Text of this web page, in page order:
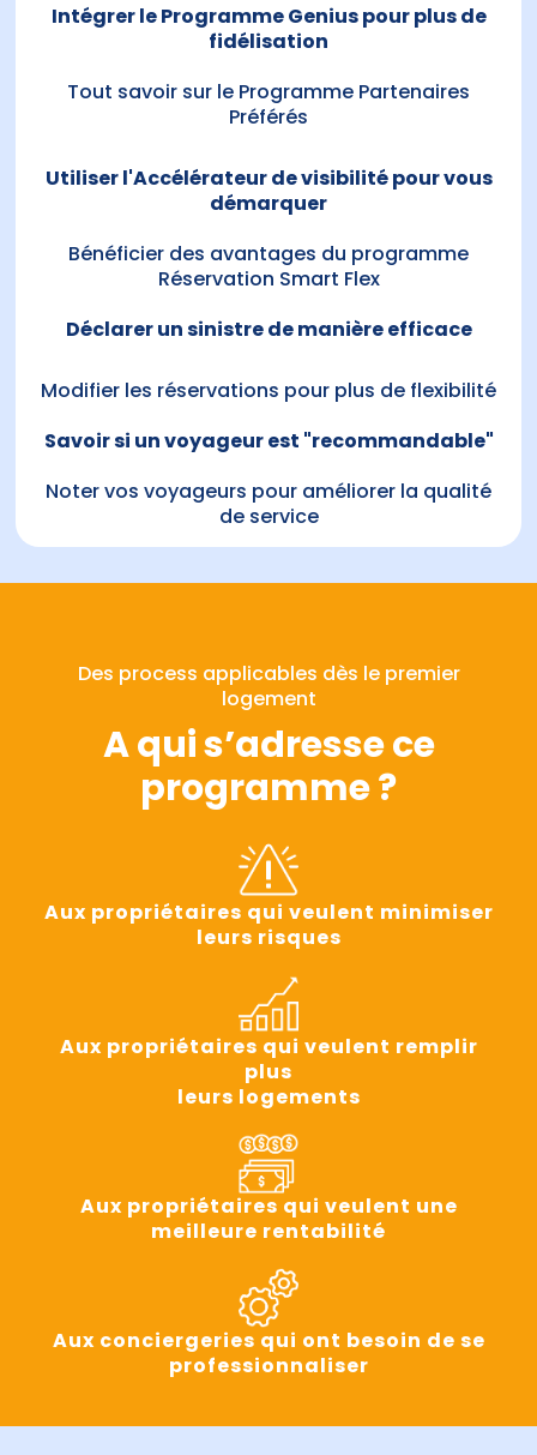
Intégrer le Programme Genius pour plus de
fidélisation
Tout savoir sur le Programme Partenaires
Préférés
Utiliser l'Accélérateur de visibilité pour vous
démarquer
Bénéficier des avantages du programme
Réservation Smart Flex
Déclarer un sinistre de manière efficace
Modifier les réservations pour plus de flexibilité
Savoir si un voyageur est "recommandable"
Noter vos voyageurs pour améliorer la qualité
de service
Des process applicables dès le premier
logement
A qui s’adresse ce
programme ?
Aux propriétaires qui veulent minimiser
leurs risques
Aux propriétaires qui veulent remplir
plus
leurs logements
Aux propriétaires qui veulent une
meilleure rentabilité
Aux conciergeries qui ont besoin de se
professionnaliser